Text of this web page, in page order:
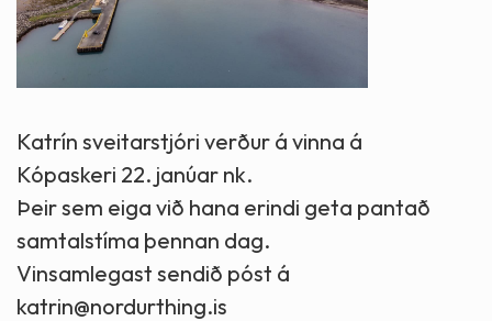
Katrín sveitarstjóri verður á vinna á
Kópaskeri 22. janúar nk.
Þeir sem eiga við hana erindi geta pantað
samtalstíma þennan dag.
Vinsamlegast sendið póst á
katrin@nordurthing.is